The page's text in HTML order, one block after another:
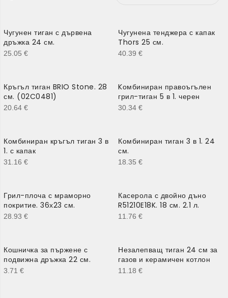
Чугунен тиган с дървена
дръжка 24 см.
25.05 €
Чугунена тенджера с капак
Thors 25 см.
40.39 €
Кръгъл тиган BRIO Stone. 28
см. (02C0481)
20.64 €
Kомбиниран правоъгълен
грил-тиган 5 в 1. черен
30.34 €
Комбиниран кръгъл тиган 3 в
1. с капак
31.16 €
Комбиниран тиган 3 в 1. 24
см.
18.35 €
Грил-плоча с мраморно
покритие. 36х23 см.
28.93 €
Касерола с двойно дъно
R51210E18K. 18 см. 2.1 л.
11.76 €
Кошничка за пържене с
подвижна дръжка 22 см.
3.71 €
Незалепващ тиган 24 см за
газов и керамичен котлон
11.18 €